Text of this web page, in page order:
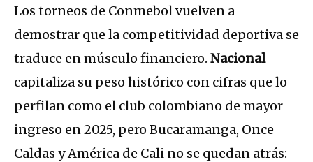
Los torneos de Conmebol vuelven a
demostrar que la competitividad deportiva se
traduce en músculo financiero. Nacional
capitaliza su peso histórico con cifras que lo
perfilan como el club colombiano de mayor
ingreso en 2025, pero Bucaramanga, Once
Caldas y América de Cali no se quedan atrás: